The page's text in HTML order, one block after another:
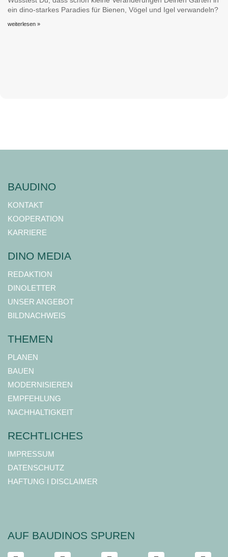
ein dino-starkes Paradies für Bienen, Vögel und Igel verwandeln?
weiterlesen »
BAUDINO
KONTAKT
KOOPERATION
KARRIERE
DINO MEDIA
REDAKTION
DINOLETTER
UNSER ANGEBOT
BILDNACHWEIS
THEMEN
PLANEN
BAUEN
MODERNISIEREN
EMPFEHLUNG
NACHHALTIGKEIT
RECHTLICHES
IMPRESSUM
DATENSCHUTZ
HAFTUNG I DISCLAIMER
AUF BAUDINOS SPUREN